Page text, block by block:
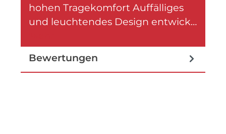
hohen Tragekomfort Auffälliges
und leuchtendes Design entwick…
Bewertungen